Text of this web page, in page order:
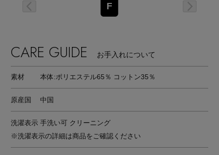
F
CARE GUIDE お手入れについて
素材 本体:ポリエステル65％ コットン35％
原産国 中国
洗濯表示 手洗い可 クリーニング
※洗濯表示の詳細は商品をご確認ください